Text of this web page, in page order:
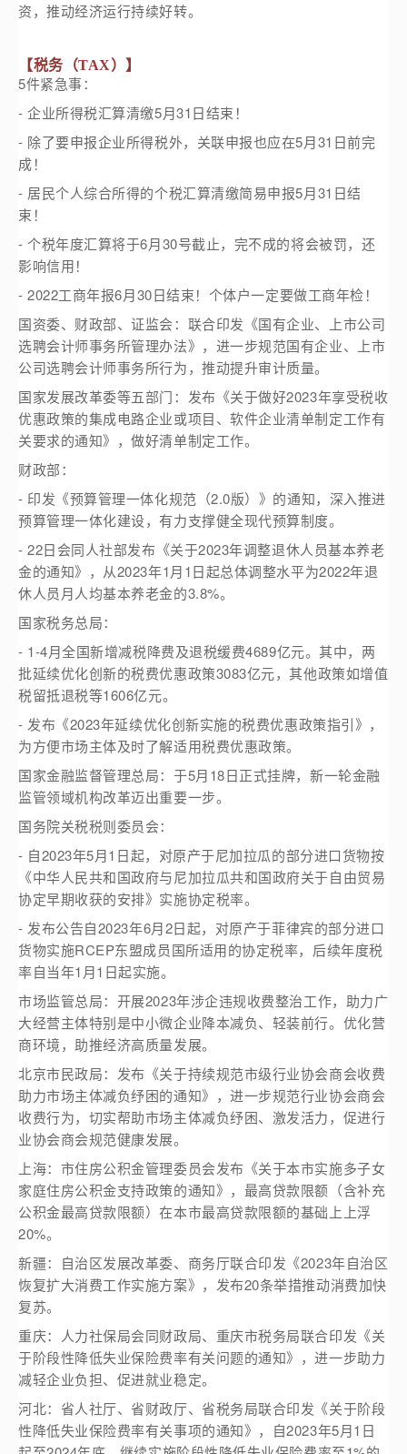
资，推动经济运行持续好转。
【税务（TAX）】
5件紧急事：
- 企业所得税汇算清缴5月31日结束！
- 除了要申报企业所得税外，关联申报也应在5月31日前完
成！
- 居民个人综合所得的个税汇算清缴简易申报5月31日结
束！
- 个税年度汇算将于6月30号截止，完不成的将会被罚，还
影响信用！
- 2022工商年报6月30日结束！个体户一定要做工商年检！
国资委、财政部、证监会：联合印发《国有企业、上市公司
选聘会计师事务所管理办法》，进一步规范国有企业、上市
公司选聘会计师事务所行为，推动提升审计质量。
国家发展改革委等五部门：发布《关于做好2023年享受税收
优惠政策的集成电路企业或项目、软件企业清单制定工作有
关要求的通知》，做好清单制定工作。
财政部：
- 印发《预算管理一体化规范（2.0版）》的通知，深入推进
预算管理一体化建设，有力支撑健全现代预算制度。
- 22日会同人社部发布《关于2023年调整退休人员基本养老
金的通知》，从2023年1月1日起总体调整水平为2022年退
休人员月人均基本养老金的3.8%。
国家税务总局：
- 1-4月全国新增减税降费及退税缓费4689亿元。其中，两
批延续优化创新的税费优惠政策3083亿元，其他政策如增值
税留抵退税等1606亿元。
- 发布《2023年延续优化创新实施的税费优惠政策指引》，
为方便市场主体及时了解适用税费优惠政策。
国家金融监督管理总局：于5月18日正式挂牌，新一轮金融
监管领域机构改革迈出重要一步。
国务院关税税则委员会：
- 自2023年5月1日起，对原产于尼加拉瓜的部分进口货物按
《中华人民共和国政府与尼加拉瓜共和国政府关于自由贸易
协定早期收获的安排》实施协定税率。
- 发布公告自2023年6月2日起，对原产于菲律宾的部分进口
货物实施RCEP东盟成员国所适用的协定税率，后续年度税
率自当年1月1日起实施。
市场监管总局：开展2023年涉企违规收费整治工作，助力广
大经营主体特别是中小微企业降本减负、轻装前行。优化营
商环境，助推经济高质量发展。
北京市民政局：发布《关于持续规范市级行业协会商会收费
助力市场主体减负纾困的通知》，进一步规范行业协会商会
收费行为，切实帮助市场主体减负纾困、激发活力，促进行
业协会商会规范健康发展。
上海：市住房公积金管理委员会发布《关于本市实施多子女
家庭住房公积金支持政策的通知》，最高贷款限额（含补充
公积金最高贷款限额）在本市最高贷款限额的基础上上浮
20%。
新疆：自治区发展改革委、商务厅联合印发《2023年自治区
恢复扩大消费工作实施方案》，发布20条举措推动消费加快
复苏。
重庆：人力社保局会同财政局、重庆市税务局联合印发《关
于阶段性降低失业保险费率有关问题的通知》，进一步助力
减轻企业负担、促进就业稳定。
河北：省人社厅、省财政厅、省税务局联合印发《关于阶段
性降低失业保险费率有关事项的通知》，自2023年5月1日